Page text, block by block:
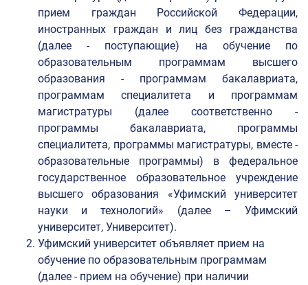
прием граждан Российской Федерации,
иностранных граждан и лиц без гражданства
(далее - поступающие) на обучение по
образовательным программам высшего
образования - программам бакалавриата,
программам специалитета и программам
магистратуры (далее соответственно -
программы бакалавриата, программы
специалитета, программы магистратуры, вместе -
образовательные программы) в федеральное
государственное образовательное учреждение
высшего образования «Уфимский университет
науки и технологий» (далее – Уфимский
университет, Университет).
Уфимский университет объявляет прием на
обучение по образовательным программам
(далее - прием на обучение) при наличии